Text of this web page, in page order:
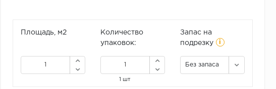
Площадь, м2
Количество
упаковок:
1 шт
Запас на
подрезку
i
Без запаса